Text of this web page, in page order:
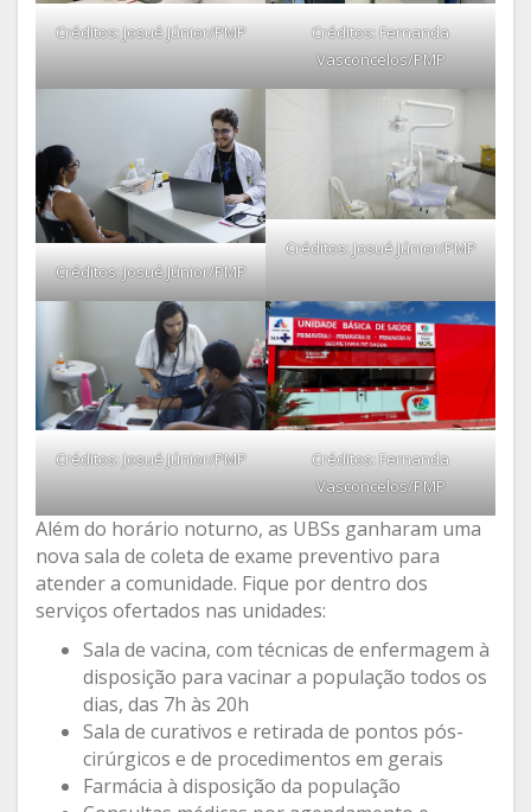
Créditos: Josué Júnior/PMP
Créditos: Fernanda
Vasconcelos/PMP
Créditos: Josué Júnior/PMP
Créditos: Josué Júnior/PMP
Créditos: Josué Júnior/PMP
Créditos: Fernanda
Vasconcelos/PMP
Além do horário noturno, as UBSs ganharam uma
nova sala de coleta de exame preventivo para
atender a comunidade. Fique por dentro dos
serviços ofertados nas unidades:
Sala de vacina, com técnicas de enfermagem à
disposição para vacinar a população todos os
dias, das 7h às 20h
Sala de curativos e retirada de pontos pós-
cirúrgicos e de procedimentos em gerais
Farmácia à disposição da população